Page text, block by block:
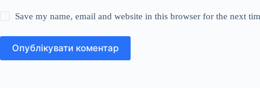
Save my name, email and website in this browser for the next
Опублікувати коментар